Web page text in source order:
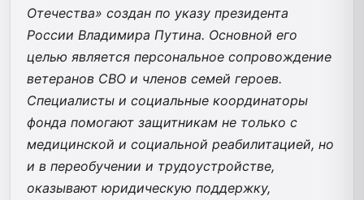
Отечества» создан по указу президента
России Владимира Путина. Основной его
целью является персональное сопровождение
ветеранов СВО и членов семей героев.
Специалисты и социальные координаторы
фонда помогают защитникам не только с
медицинской и социальной реабилитацией, но
и в переобучении и трудоустройстве,
оказывают юридическую поддержку,